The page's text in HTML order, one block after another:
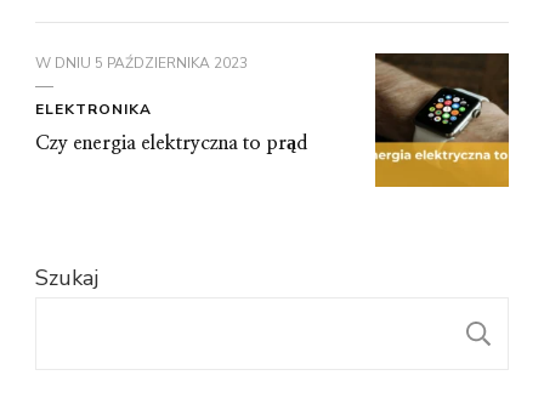
W DNIU 5 PAŹDZIERNIKA 2023
ELEKTRONIKA
Czy energia elektryczna to prąd
Szukaj